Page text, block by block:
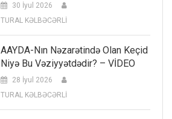
30 İyul 2026
TURAL KƏLBƏCƏRLİ
AAYDA-Nın Nəzarətində Olan Keçid
Niyə Bu Vəziyyətdədir? – VİDEO
28 İyul 2026
TURAL KƏLBƏCƏRLİ